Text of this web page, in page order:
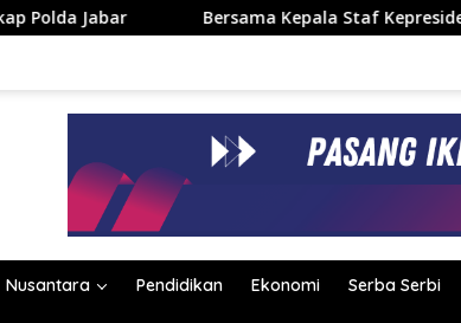
Bersama Kepala Staf Kepresidenan, Ketua DPRD
Nusantara Pendidikan Ekonomi Serba Serbi